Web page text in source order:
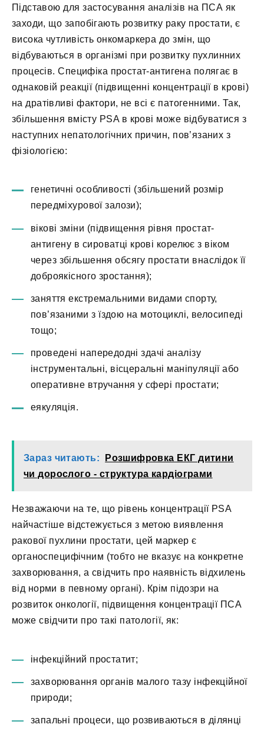
Підставою для застосування аналізів на ПСА як
заходи, що запобігають розвитку раку простати, є
висока чутливість онкомаркера до змін, що
відбуваються в організмі при розвитку пухлинних
процесів. Специфіка простат-антигена полягає в
однаковій реакції (підвищенні концентрації в крові)
на дратівливі фактори, не всі є патогенними. Так,
збільшення вмісту PSA в крові може відбуватися з
наступних непатологічних причин, пов’язаних з
фізіологією:
генетичні особливості (збільшений розмір
передміхурової залози);
вікові зміни (підвищення рівня простат-
антигену в сироватці крові корелює з віком
через збільшення обсягу простати внаслідок її
доброякісного зростання);
заняття екстремальними видами спорту,
пов’язаними з їздою на мотоциклі, велосипеді
тощо;
проведені напередодні здачі аналізу
інструментальні, вісцеральні маніпуляції або
оперативне втручання у сфері простати;
еякуляція.
Зараз читають:
Розшифровка ЕКГ дитини
чи дорослого - структура кардіограми
Незважаючи на те, що рівень концентрації PSA
найчастіше відстежується з метою виявлення
ракової пухлини простати, цей маркер є
органоспецифічним (тобто не вказує на конкретне
захворювання, а свідчить про наявність відхилень
від норми в певному органі). Крім підозри на
розвиток онкології, підвищення концентрації ПСА
може свідчити про такі патології, як:
інфекційний простатит;
захворювання органів малого тазу інфекційної
природи;
запальні процеси, що розвиваються в ділянці